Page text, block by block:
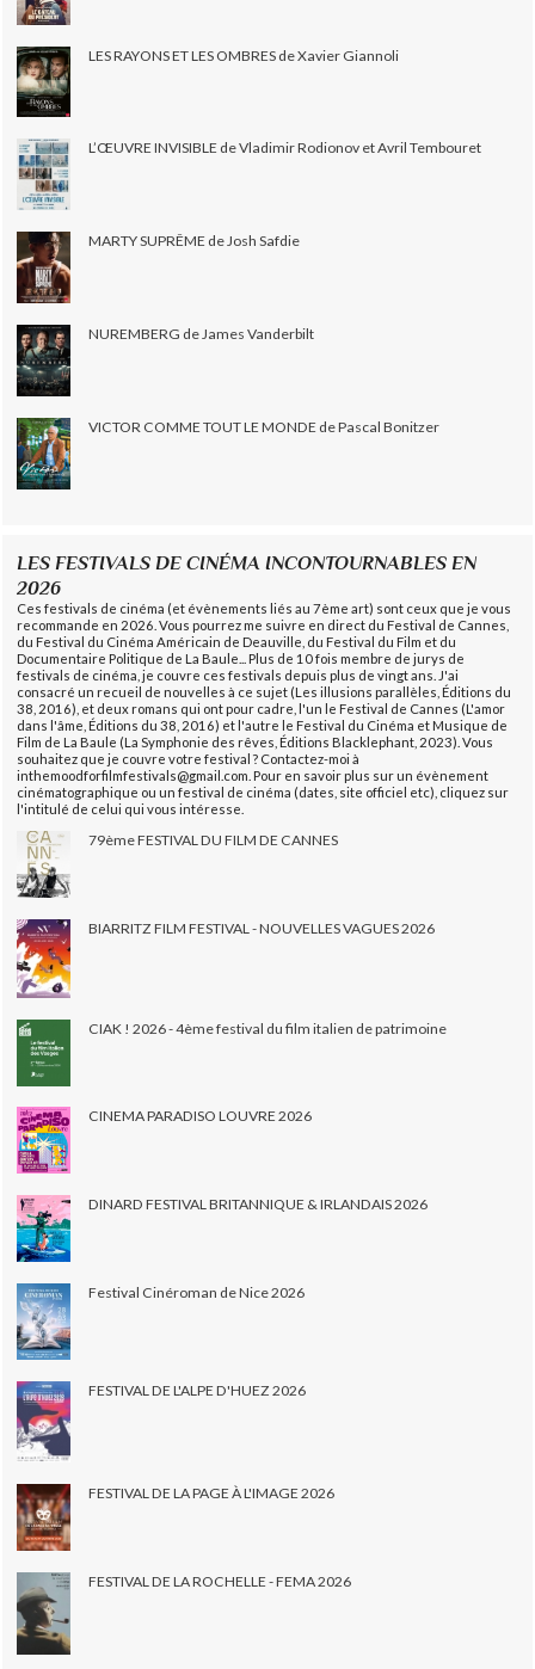
LES RAYONS ET LES OMBRES de Xavier Giannoli
L’ŒUVRE INVISIBLE de Vladimir Rodionov et Avril Tembouret
MARTY SUPRÊME de Josh Safdie
NUREMBERG de James Vanderbilt
VICTOR COMME TOUT LE MONDE de Pascal Bonitzer
LES FESTIVALS DE CINÉMA INCONTOURNABLES EN
2026
Ces festivals de cinéma (et évènements liés au 7ème art) sont ceux que je vous
recommande en 2026. Vous pourrez me suivre en direct du Festival de Cannes,
du Festival du Cinéma Américain de Deauville, du Festival du Film et du
Documentaire Politique de La Baule... Plus de 10 fois membre de jurys de
festivals de cinéma, je couvre ces festivals depuis plus de vingt ans. J'ai
consacré un recueil de nouvelles à ce sujet (Les illusions parallèles, Éditions du
38, 2016), et deux romans qui ont pour cadre, l'un le Festival de Cannes (L'amor
dans l'âme, Éditions du 38, 2016) et l'autre le Festival du Cinéma et Musique de
Film de La Baule (La Symphonie des rêves, Éditions Blacklephant, 2023). Vous
souhaitez que je couvre votre festival ? Contactez-moi à
inthemoodforfilmfestivals@gmail.com. Pour en savoir plus sur un évènement
cinématographique ou un festival de cinéma (dates, site officiel etc), cliquez sur
l'intitulé de celui qui vous intéresse.
79ème FESTIVAL DU FILM DE CANNES
BIARRITZ FILM FESTIVAL - NOUVELLES VAGUES 2026
CIAK ! 2026 - 4ème festival du film italien de patrimoine
CINEMA PARADISO LOUVRE 2026
DINARD FESTIVAL BRITANNIQUE & IRLANDAIS 2026
Festival Cinéroman de Nice 2026
FESTIVAL DE L'ALPE D'HUEZ 2026
FESTIVAL DE LA PAGE À L'IMAGE 2026
FESTIVAL DE LA ROCHELLE - FEMA 2026